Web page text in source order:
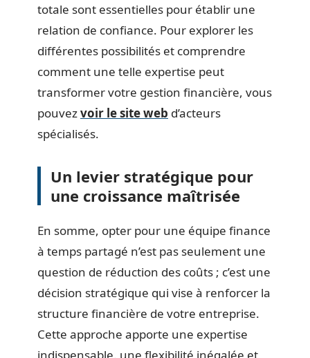
totale sont essentielles pour établir une
relation de confiance. Pour explorer les
différentes possibilités et comprendre
comment une telle expertise peut
transformer votre gestion financière, vous
pouvezvoir le site web d’acteurs
spécialisés.
Un levier stratégique pour
une croissance maîtrisée
En somme, opter pour une équipe finance
à temps partagé n’est pas seulement une
question de réduction des coûts ; c’est une
décision stratégique qui vise à renforcer la
structure financière de votre entreprise.
Cette approche apporte une expertise